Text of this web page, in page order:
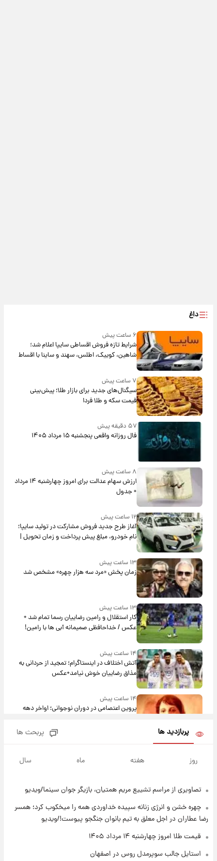
داغ
۶ ساعت پیش
شرایط تازه فروش اقساطی سایپا اعلام شد؛
شاهین، کوییک، اطلس، سهند و ساینا با اقساط
بلندمدت + جدول
۷ ساعت پیش
سیگنال‌های جدید برای بازار طلا؛ پیش‌بینی
قیمت سکه و طلا فردا
۵۷ دقیقه پیش
فال روزانه واقعی پنجشنبه ۱۵ مرداد ۱۴۰۵
۸ ساعت پیش
ارزش سهام عدالت برای امروز چهارشنبه ۱۴ مرداد
+ جدول
۱۲ ساعت پیش
آغاز طرح جدید فروش مشارکت در تولید سایپا؛
نام خودرو، مبلغ پیش پرداخت و زمان تحویل |
سود مشارکت چند درصد است؟
۱۳ ساعت پیش
زمان پخش «مرد سه هزار چهره» مشخص شد
۱۳ ساعت پیش
کار استقلال و رامین رضاییان رسما تمام شد +
عکس / خداحافظی صمیمانه آبی ها با رامین!
۱۴ ساعت پیش
آتش اختلاف در اینستاگرام؛ تمجید از حردانی به
مذاق رضاییان خوش نیامد+عکس
۱۴ ساعت پیش
پروین اعتصامی در دوران نوجوانی؛ اواخر دهه
هسته‌ای در آسمان ظاهر شد
۱۵ ساعت پیش
کرد
۱۶ ساعت پیش
۱۴۰۵/ نرخ‌ها ثابت ماند؟ +جدول
پربازدید ها پربحث ها
روز هفته ماه سال
تصاویری از مراسم تشییع مریم همتیان، بازیگر جوان سینما/ویدیو
چهره خشن و انرژی زنانه سپیده خداوردی همه را میخکوب کرد؛ همسر
رضا عطاران در اجل معلق به تیم بانوان جنگجو پیوست!/ویدیو
قیمت طلا امروز چهارشنبه ۱۴ مرداد ۱۴۰۵
استایل جالب سوپرمدل روس در اصفهان